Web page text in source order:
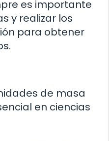
es importante
y realizar los
para obtener
de masa
en ciencias